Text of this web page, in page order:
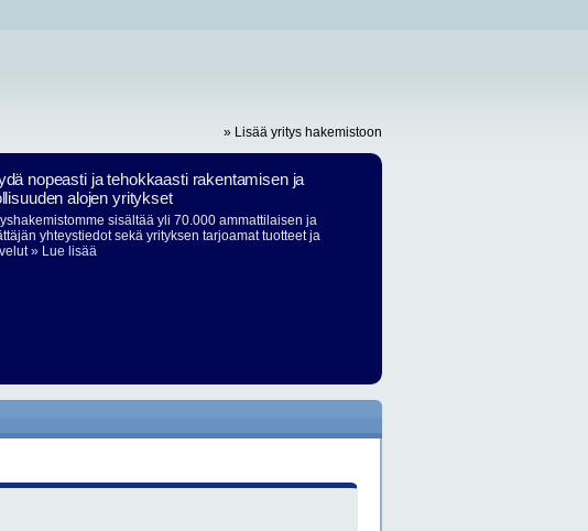
» Lisää yritys hakemistoon
nopeasti ja tehokkaasti rakentamisen ja
alojen yritykset
sisältää yli 70.000 ammattilaisen ja
yhteystiedot sekä yrityksen tarjoamat tuotteet ja
» Lue lisää